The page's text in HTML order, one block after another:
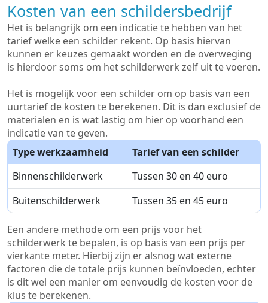
Kosten van een schildersbedrijf
Het is belangrijk om een indicatie te hebben van het
tarief welke een schilder rekent. Op basis hiervan
kunnen er keuzes gemaakt worden en de overweging
is hierdoor soms om het schilderwerk zelf uit te voeren.
Het is mogelijk voor een schilder om op basis van een
uurtarief de kosten te berekenen. Dit is dan exclusief de
materialen en is wat lastig om hier op voorhand een
indicatie van te geven.
Type werkzaamheid
Tarief van een schilder
Binnenschilderwerk
Tussen 30 en 40 euro
Buitenschilderwerk
Tussen 35 en 45 euro
Een andere methode om een prijs voor het
schilderwerk te bepalen, is op basis van een prijs per
vierkante meter. Hierbij zijn er alsnog wat externe
factoren die de totale prijs kunnen beïnvloeden, echter
is dit wel een manier om eenvoudig de kosten voor de
klus te berekenen.